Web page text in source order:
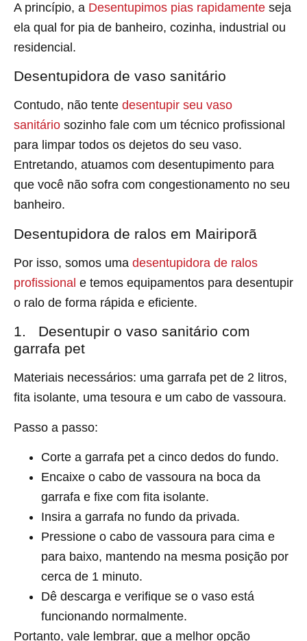
A princípio, a Desentupimos pias rapidamente seja
ela qual for pia de banheiro, cozinha, industrial ou
residencial.
Desentupidora de vaso sanitário
Contudo, não tente desentupir seu vaso
sanitário sozinho fale com um técnico profissional
para limpar todos os dejetos do seu vaso.
Entretando, atuamos com desentupimento para
que você não sofra com congestionamento no seu
banheiro.
Desentupidora de ralos em Mairiporã
Por isso, somos uma desentupidora de ralos
profissional e temos equipamentos para desentupir
o ralo de forma rápida e eficiente.
1. Desentupir o vaso sanitário com
garrafa pet
Materiais necessários: uma garrafa pet de 2 litros,
fita isolante, uma tesoura e um cabo de vassoura.
Passo a passo:
Corte a garrafa pet a cinco dedos do fundo.
Encaixe o cabo de vassoura na boca da
garrafa e fixe com fita isolante.
Insira a garrafa no fundo da privada.
Pressione o cabo de vassoura para cima e
para baixo, mantendo na mesma posição por
cerca de 1 minuto.
Dê descarga e verifique se o vaso está
funcionando normalmente.
Portanto, vale lembrar, que a melhor opção